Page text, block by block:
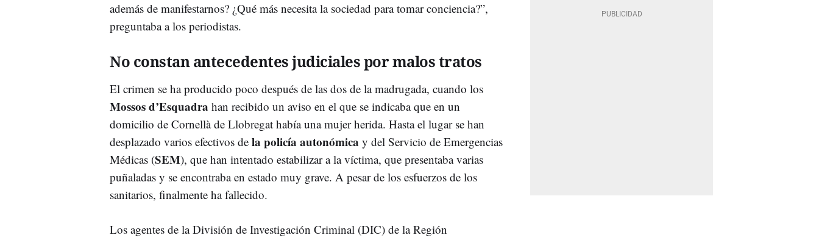
además de manifestarnos? ¿Qué más necesita la sociedad para tomar conciencia?”,
preguntaba a los periodistas.
No constan antecedentes judiciales por malos tratos
El crimen se ha producido poco después de las dos de la madrugada, cuando los
Mossos d’Esquadra han recibido un aviso en el que se indicaba que en un
domicilio de Cornellà de Llobregat había una mujer herida. Hasta el lugar se han
desplazado varios efectivos de la policía autonómica y del Servicio de Emergencias
Médicas (SEM), que han intentado estabilizar a la víctima, que presentaba varias
puñaladas y se encontraba en estado muy grave. A pesar de los esfuerzos de los
sanitarios, finalmente ha fallecido.
Los agentes de la División de Investigación Criminal (DIC) de la Región